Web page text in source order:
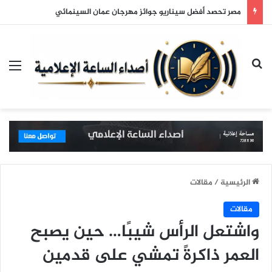
مصر تحصد أفضل سيناريو جوائز مهرجان عمان السينمائي
بحث عن
الرئيسية/مقالات
مقالات
واشتعل الرأس شيبًا… حين يصبح
العمر ذاكرةً تمشي على قدمين